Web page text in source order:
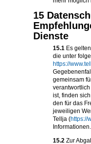
15
Dienste
15.1 Es
die unter
https://
gemeinsam
verantwortlich
ist, finden
den für das
jeweiligen
Tellja (https://
Informationen.
15.2 Zur